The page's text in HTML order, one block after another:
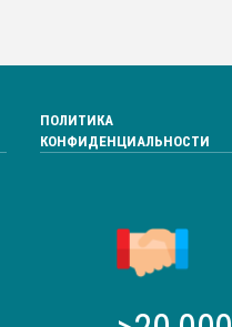
ПОЛИТИКА
КОНФИДЕНЦИАЛЬНОСТИ